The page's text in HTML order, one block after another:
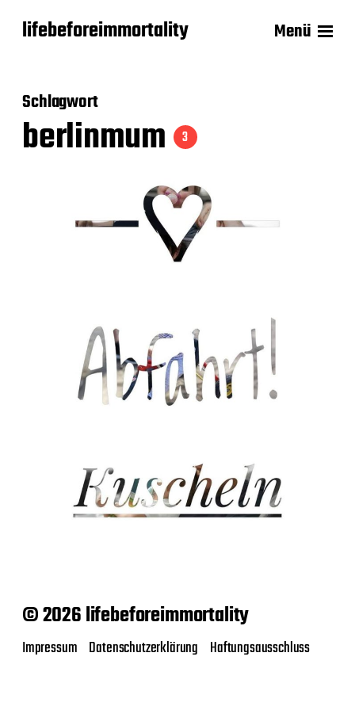
lifebeforeimmortality Menü
Schlagwort
berlinmum 3
© 2026 lifebeforeimmortality
Impressum Datenschutzerklärung Haftungsausschluss